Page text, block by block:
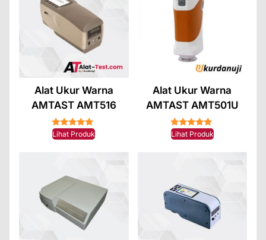
Alat Ukur Warna
AMTAST AMT516
★★★★★
Lihat Produk
Alat Ukur Warna
AMTAST AMT501U
★★★★★
Lihat Produk